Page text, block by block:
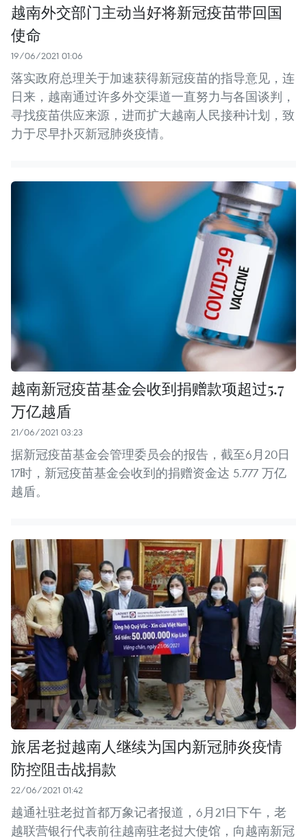
越南外交部门主动当好将新冠疫苗带回国
使命
19/06/2021 01:06
落实政府总理关于加速获得新冠疫苗的指导意见，连
日来，越南通过许多外交渠道一直努力与各国谈判，
寻找疫苗供应来源，进而扩大越南人民接种计划，致
力于尽早扑灭新冠肺炎疫情。
越南新冠疫苗基金会收到捐赠款项超过5.7
万亿越盾
21/06/2021 03:23
据新冠疫苗基金会管理委员会的报告，截至6月20日
17时，新冠疫苗基金会收到的捐赠资金达 5.777 万亿
越盾。
旅居老挝越南人继续为国内新冠肺炎疫情
防控阻击战捐款
22/06/2021 01:42
越通社驻老挝首都万象记者报道，6月21日下午，老
越联营银行代表前往越南驻老挝大使馆，向越南新冠